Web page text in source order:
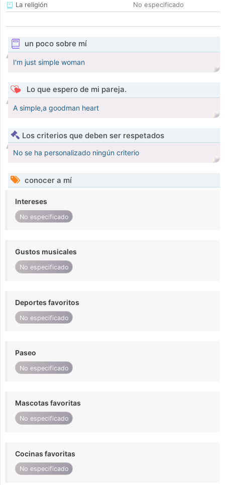
La religión
No especificado
un poco sobre mí
I'm just simple woman
Lo que espero de mi pareja.
A simple,a goodman heart
Los criterios que deben ser respetados
No se ha personalizado ningún criterio
conocer a mí
Intereses
No especificado
Gustos musicales
No especificado
Deportes favoritos
No especificado
Paseo
No especificado
Mascotas favoritas
No especificado
Cocinas favoritas
No especificado